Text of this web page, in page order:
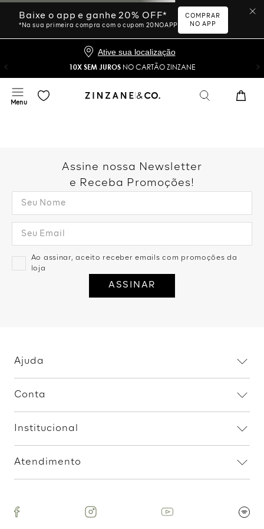
Ative sua localização
10X SEM JUROS NO CARTÃO ZINZANE
foi encontrada.
Vamos tentar novamente?